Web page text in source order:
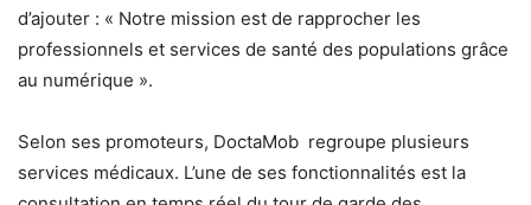
d’ajouter : « Notre mission est de rapprocher les
professionnels et services de santé des populations grâce
au numérique ».
Selon ses promoteurs, DoctaMob regroupe plusieurs
services médicaux. L’une de ses fonctionnalités est la